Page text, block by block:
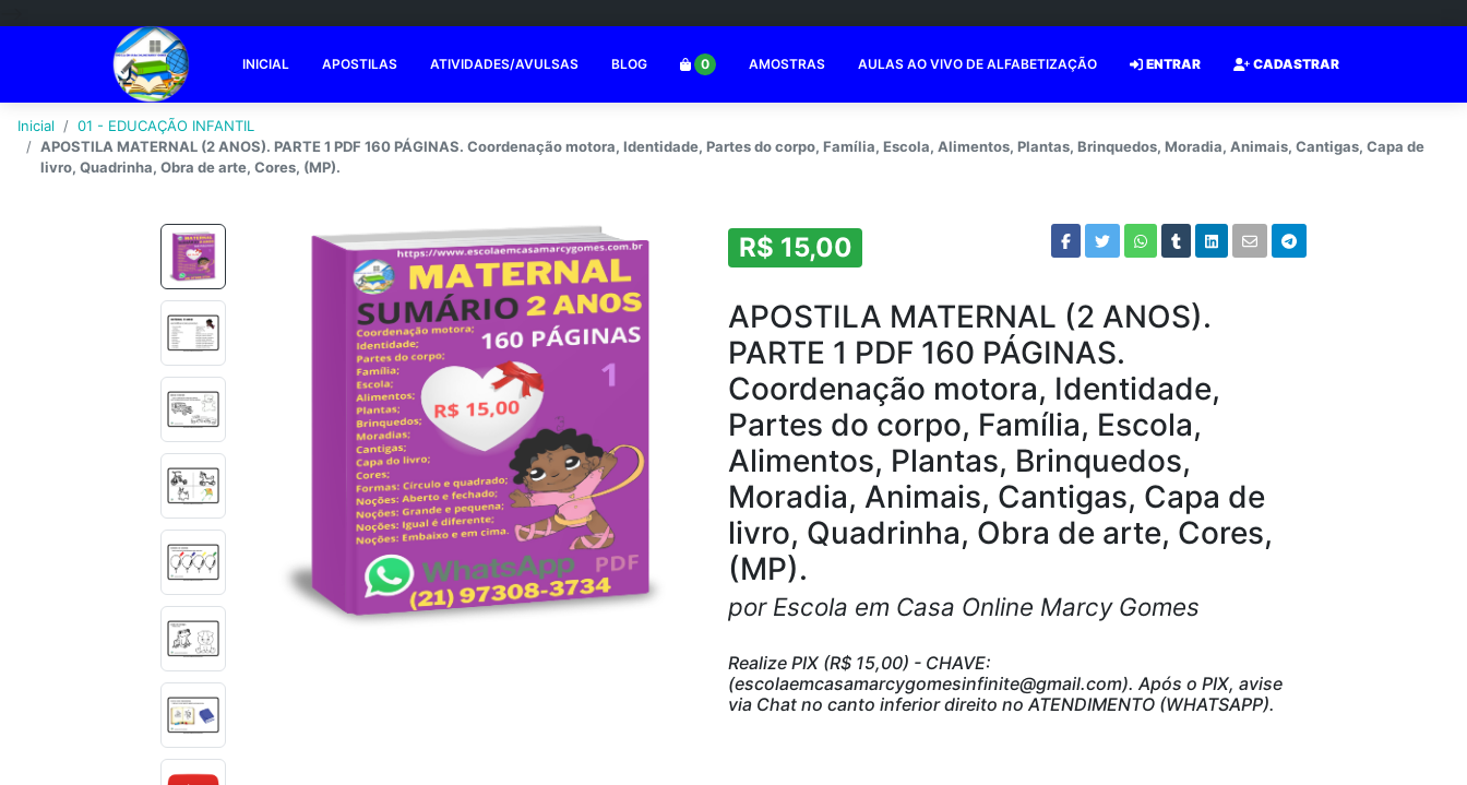
INICIAL APOSTILAS ATIVIDADES/AVULSAS BLOG 0 AMOSTRAS AULAS AO VIVO DE ALFABETIZAÇÃO ENTRAR CADASTRAR
Inicial
01 - EDUCAÇÃO INFANTIL
APOSTILA MATERNAL (2 ANOS). PARTE 1 PDF 160 PÁGINAS. Coordenação motora, Identidade, Partes do corpo, Família, Escola, Alimentos, Plantas, Brinquedos, Moradia, Animais, Cantigas, Capa de
livro, Quadrinha, Obra de arte, Cores, (MP).
R$ 15,00
APOSTILA MATERNAL (2 ANOS).
PARTE 1 PDF 160 PÁGINAS.
Coordenação motora, Identidade,
Partes do corpo, Família, Escola,
Alimentos, Plantas, Brinquedos,
Moradia, Animais, Cantigas, Capa de
livro, Quadrinha, Obra de arte, Cores,
(MP).
por Escola em Casa Online Marcy Gomes
Realize PIX (R$ 15,00) - CHAVE:
(escolaemcasamarcygomesinfinite@gmail.com). Após o PIX, avise
via Chat no canto inferior direito no ATENDIMENTO (WHATSAPP).